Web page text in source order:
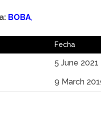
BOBA,
Fecha
5 June 2021
9 March